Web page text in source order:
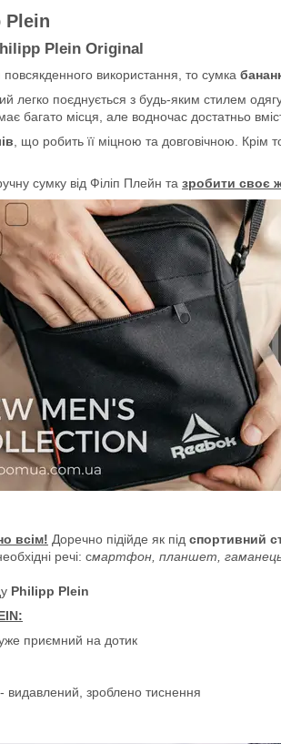
Plein
Plein Original
повсякденного використання, то сумка
легко поєднується з будь-яким стилем
багато місця, але водночас достатньо
, що робить її міцною та довговічною. Крім
сумку від Філіп Плейн та зробити своє
всім! Доречно підійде як під спортивний
речі: смартфон, планшет,
Philipp Plein
приємний на дотик
видавлений, зроблено тиснення